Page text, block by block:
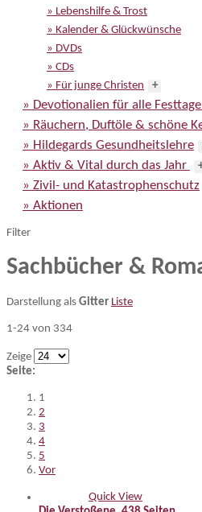
» Lebenshilfe & Trost
» Kalender & Glückwünsche
» DVDs
» CDs
» Für junge Christen
+
» Devotionalien für alle
» Räuchern, Duftöle & schöne
» Hildegards Gesundheitslehre
» Aktiv & Vital durch das Jahr
» Zivil- und Katastrophenschutz
» Aktionen
Filter
Sachbücher &
Darstellung als Gitter Liste
1-24 von 334
Zeige
Seite:
1
2
3
4
5
Vor
Quick View